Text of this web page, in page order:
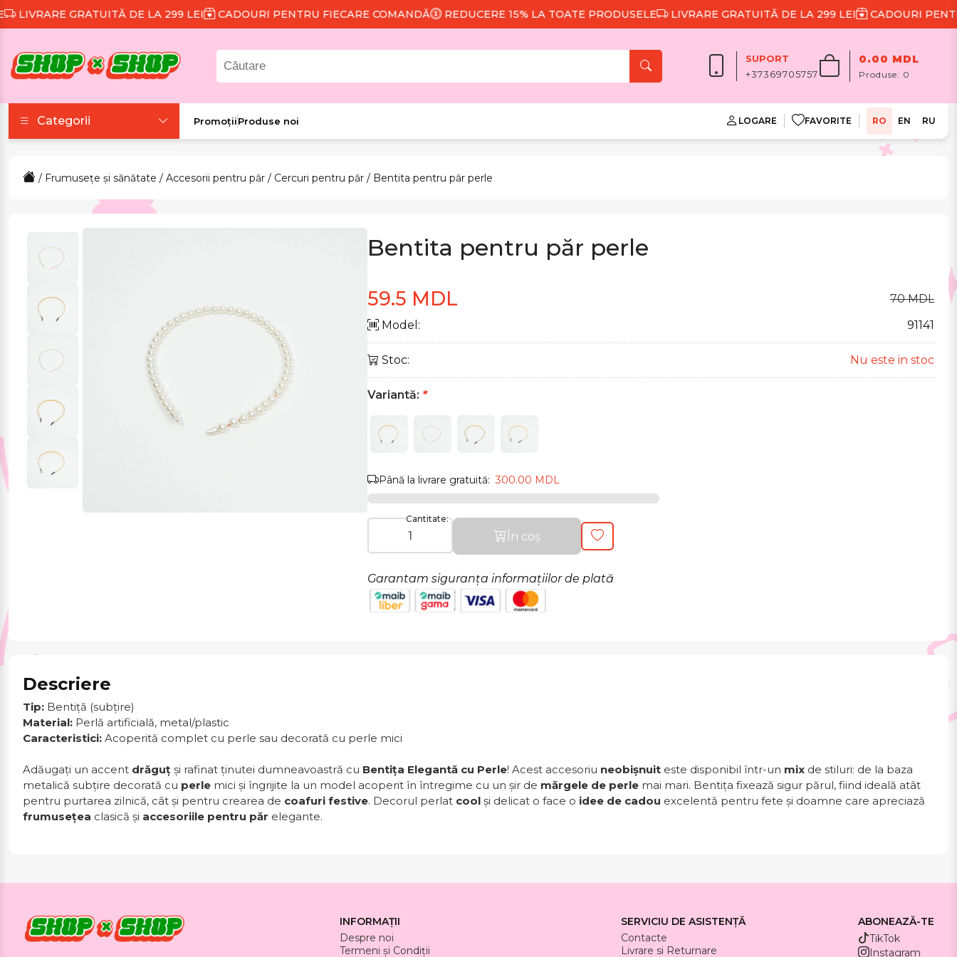
GRATUITĂ DE LA 299 LEI CADOURI PENTRU FIECARE COMANDĂ REDUCERE 15% LA TOATE PRODUSELE LIVRARE GRATUITĂ DE LA 299 LEI CADOURI PENTRU
SUPORT
+37369705757
0.00 MDL
Produse: 0
Categorii
Colecții tematice
încălțăminte
Papetărie
Pentru mâncare și
Produse pentru
PromoțiiProduse noi LOGARE FAVORITE RO EN RU
/ Frumusețe și sănătate / Accesorii pentru păr / Cercuri pentru păr / Bentita pentru păr perle
Bentita pentru păr perle
59.5 MDL
70 MDL
Model:
91141
Stoc: Nu este in stoc
Variantă: *
Până la livrare gratuită:300.00 MDL
Cantitate:
În coș
Garantam siguranța informațiilor de plată
Descriere
Tip: Bentiță (subțire)
Material: Perlă artificială, metal/plastic
Caracteristici: Acoperită complet cu perle sau decorată cu perle mici
Adăugați un accent drăguț și rafinat ținutei dumneavoastră cu Bentița Elegantă cu Perle! Acest accesoriu neobișnuit este disponibil într-un mix de stiluri: de la baza
metalică subțire decorată cu perle mici și îngrijite la un model acoperit în întregime cu un șir de mărgele de perle mai mari. Bentița fixează sigur părul, fiind ideală atât
pentru purtarea zilnică, cât și pentru crearea de coafuri festive. Decorul perlat cool și delicat o face o idee de cadou excelentă pentru fete și doamne care apreciază
frumusețea clasică și accesoriile pentru păr elegante.
INFORMAȚII
Despre noi
Termeni și Condiții
SERVICIU DE ASISTENȚĂ
Contacte
Livrare si Returnare
ABONEAZĂ-TE
TikTok
Instagram